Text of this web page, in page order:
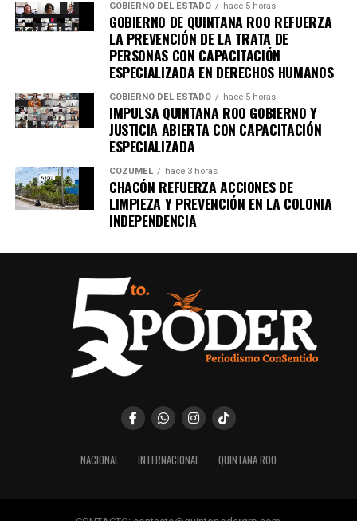
GOBIERNO DEL ESTADO hace 5 horas
GOBIERNO DE QUINTANA ROO REFUERZA
LA PREVENCIÓN DE LA TRATA DE
PERSONAS CON CAPACITACIÓN
ESPECIALIZADA EN DERECHOS HUMANOS
GOBIERNO DEL ESTADO hace 5 horas
IMPULSA QUINTANA ROO GOBIERNO Y
JUSTICIA ABIERTA CON CAPACITACIÓN
ESPECIALIZADA
COZUMEL hace 3 horas
CHACÓN REFUERZA ACCIONES DE
LIMPIEZA Y PREVENCIÓN EN LA COLONIA
INDEPENDENCIA
NACIONAL INTERNACIONAL QUINTANA ROO